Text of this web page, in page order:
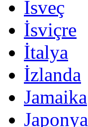
İsveç
İsviçre
İtalya
İzlanda
Jamaika
Japonya